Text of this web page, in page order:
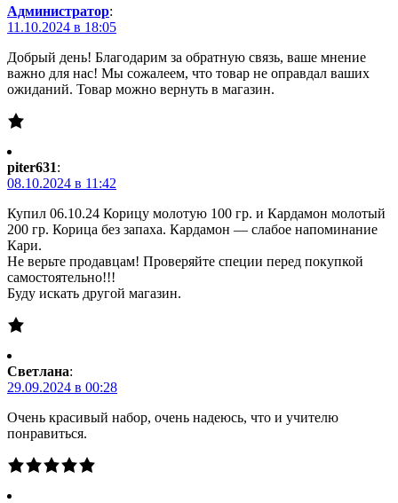
Администратор:
11.10.2024 в 18:05
Добрый день! Благодарим за обратную связь, ваше мнение
важно для нас! Мы сожалеем, что товар не оправдал ваших
ожиданий. Товар можно вернуть в магазин.
piter631:
08.10.2024 в 11:42
Купил 06.10.24 Корицу молотую 100 гр. и Кардамон молотый
200 гр. Корица без запаха. Кардамон — слабое напоминание
Кари.
Не верьте продавцам! Проверяйте специи перед покупкой
самостоятельно!!!
Буду искать другой магазин.
Светлана:
29.09.2024 в 00:28
Очень красивый набор, очень надеюсь, что и учителю
понравиться.